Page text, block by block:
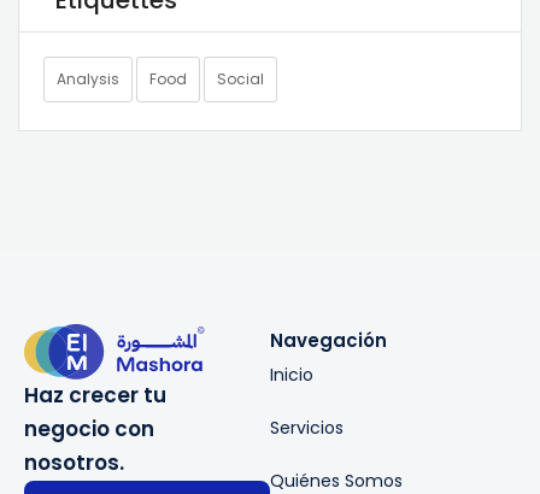
Analysis Food Social
Haz crecer tu
negocio con
nosotros.
Navegación
Inicio
Servicios
Quiénes Somos